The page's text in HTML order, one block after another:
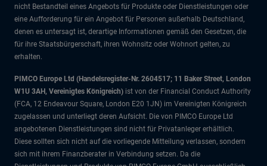
nicht Bestandteil eines Angebots für Produkte oder Dienstleistungen oder
eine Aufforderung für ein Angebot für Personen außerhalb Deutschland,
denen es untersagt ist, derartige Informationen gemäß den Gesetzen, die
für ihre Staatsbürgerschaft, ihren Wohnsitz oder Wohnort gelten, zu
erhalten.
PIMCO Europe Ltd (Handelsregister-Nr. 2604517; 11 Baker Street, London
W1U 3AH, Vereinigtes Königreich) ist von der Financial Conduct Authority
(FCA, 12 Endeavour Square, London E20 1JN) im Vereinigten Königreich
zugelassen und unterliegt deren Aufsicht. Die von PIMCO Europe Ltd
angebotenen Dienstleistungen sind nicht für Privatanleger erhältlich.
Diese sollten sich nicht auf die vorliegende Mitteilung verlassen, sondern
sich mit ihrem Finanzberater in Verbindung setzen. Da die